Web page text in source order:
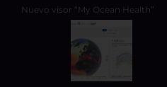
Nuevo visor “My Ocean Health”